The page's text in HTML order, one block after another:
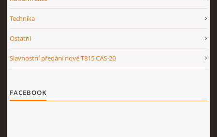
Technika
Ostatní
Slavnostní předání nové T815 CAS-20
FACEBOOK